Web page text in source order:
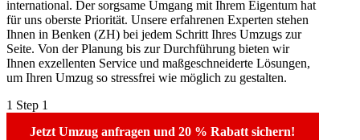
international. Der sorgsame Umgang mit Ihrem Eigentum hat
für uns oberste Priorität. Unsere erfahrenen Experten stehen
Ihnen in Benken (ZH) bei jedem Schritt Ihres Umzugs zur
Seite. Von der Planung bis zur Durchführung bieten wir
Ihnen exzellenten Service und maßgeschneiderte Lösungen,
um Ihren Umzug so stressfrei wie möglich zu gestalten.
1 Step 1
Jetzt Umzug anfragen und 20 % Rabatt sichern!